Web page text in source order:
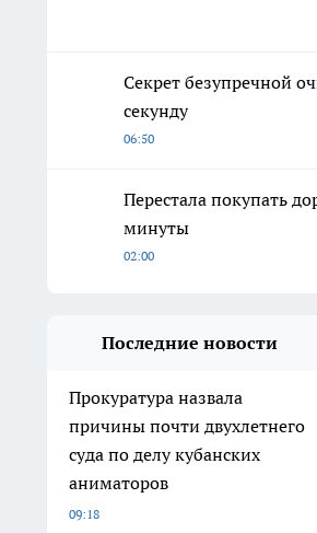
Секрет безупречной
секунду
06:50
Перестала покупать
минуты
02:00
Последние новости
Прокуратура назвала
причины почти двухлетнего
суда по делу кубанских
аниматоров
09:18